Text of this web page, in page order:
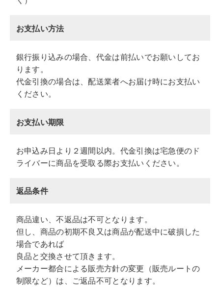
お支払い方法
銀行振り込みの場合、代金は前払いでお願いしてお
ります。
代金引換の場合は、配送業者へお届け時にお支払い
ください。
お支払い期限
お申込み日より２週間以内。代金引換は宅急便のド
ライバーに商品を受取る際お支払いください。
返品条件
商品違い、不返品は不可となります。
但し、商品の初期不良又は商品が配送中に破損した
場合であれば
良品と交換させて頂きます。
メーカー都合による販売方針の変更（販売ルートの
制限など）は、ご返品不可となります。